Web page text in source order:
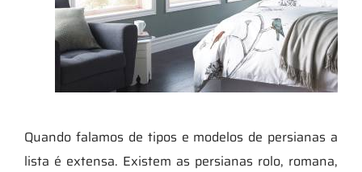
Quando falamos de tipos e modelos de persianas a
lista é extensa. Existem as persianas rolo, romana,